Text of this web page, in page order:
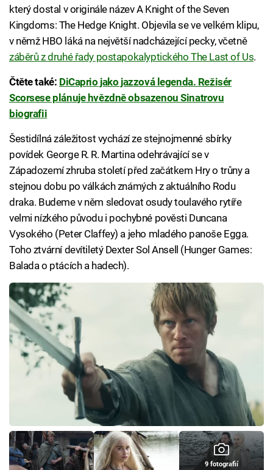
který dostal v originále název A Knight of the Seven
Kingdoms: The Hedge Knight. Objevila se ve velkém klipu,
v němž HBO láká na největší nadcházející pecky, včetně
záběrů z druhé řady postapokalyptického The Last of Us.
Čtěte také: DiCaprio jako jazzová legenda. Režisér
Scorsese plánuje hvězdně obsazenou Sinatrovu
biografii
Šestidílná záležitost vychází ze stejnojmenné sbírky
povídek George R. R. Martina odehrávající se v
Západozemí zhruba století před začátkem Hry o trůny a
stejnou dobu po válkách známých z aktuálního Rodu
draka. Budeme v něm sledovat osudy toulavého rytíře
velmi nízkého původu i pochybné pověsti Duncana
Vysokého (Peter Claffey) a jeho mladého panoše Egga.
Toho ztvární devítiletý Dexter Sol Ansell (Hunger Games:
Balada o ptácích a hadech).
9 fotografií